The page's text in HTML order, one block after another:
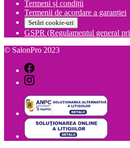
Termeni și condiții
Termenii de acordare a garanției
Setări cookie-uri
GSPR (Regulamentul general
© SalonPro 2023